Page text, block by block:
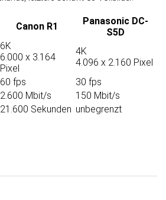
Canon R1
Panasonic DC-
S5D
6K
6.000 x 3.164
Pixel
4K
4.096 x 2.160 Pixel
60 fps
30 fps
2.600 Mbit/s
150 Mbit/s
21.600 Sekunden unbegrenzt